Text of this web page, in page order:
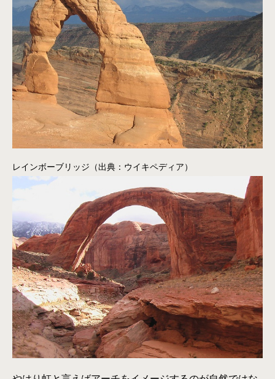
レインボーブリッジ（出典：ウイキペディア）